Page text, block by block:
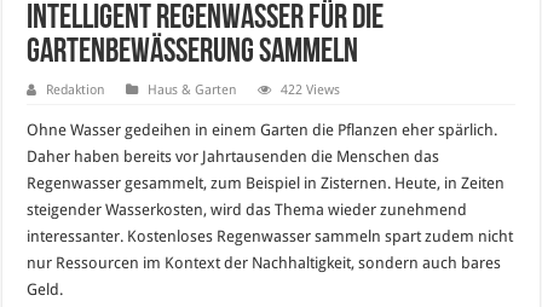
Intelligent Regenwasser für die
Gartenbewässerung sammeln
Redaktion Haus & Garten 422 Views
Ohne Wasser gedeihen in einem Garten die Pflanzen eher spärlich.
Daher haben bereits vor Jahrtausenden die Menschen das
Regenwasser gesammelt, zum Beispiel in Zisternen. Heute, in Zeiten
steigender Wasserkosten, wird das Thema wieder zunehmend
interessanter. Kostenloses Regenwasser sammeln spart zudem nicht
nur Ressourcen im Kontext der Nachhaltigkeit, sondern auch bares
Geld.